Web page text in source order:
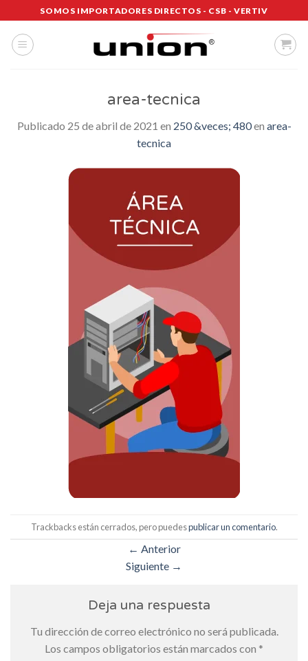
al
contenido
SOMOS IMPORTADORES DIRECTOS - CSB - VERTIV
area-tecnica
Publicado 25 de abril de 2021 en 250 &veces; 480en area-
tecnica
Trackbacks están cerrados, pero puedespublicar un comentario.
← Anterior
Siguiente →
Deja una respuesta
Tu dirección de correo electrónico no será publicada.
Los campos obligatorios están marcados con *